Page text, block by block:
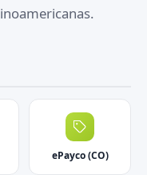
ePayco (CO)